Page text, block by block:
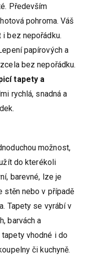
Především
pohroma. Váš
bez nepořádku.
papírových a
bez nepořádku.
tapety a
rychlá, snadná a
možnost,
do kterékoli
barevné, lze je
stěn nebo v případě
Tapety se vyrábí v
barvách a
vhodné i do
či kuchyně.